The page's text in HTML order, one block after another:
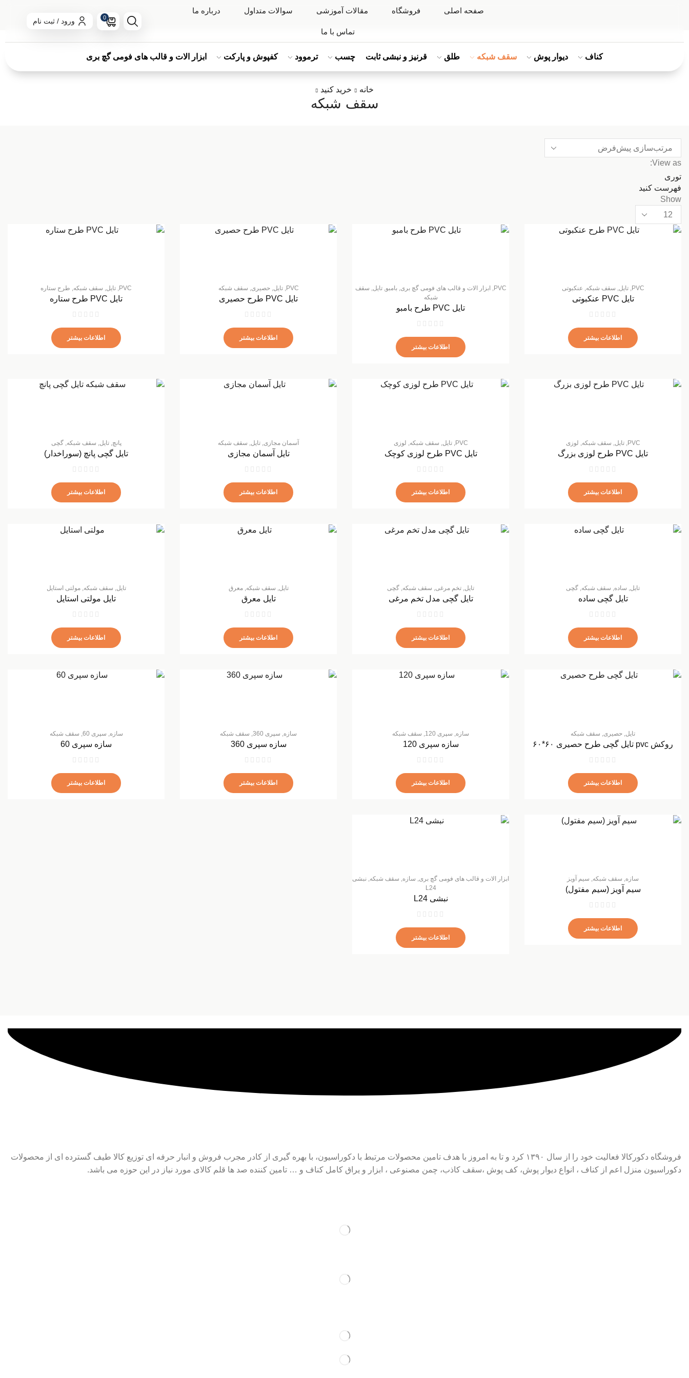
صفحه اصلی فروشگاه مقالات آموزشی سوالات متداول درباره ما
تماس با ما
0 ورود / ثبت نام
کناف دیوار پوش سقف شبکه طلق قرنیز و نبشی ثابت چسب ترموود کفپوش و پارکت ابزار الات و قالب های فومی گچ بری
خانه خرید کنید
سقف شبکه
View as:
توری
فهرست کنید
Show
PVC
,تایل, سقف شبکه, عنکبوتی
تایل PVC عنکبوتی
اطلاعات بیشتر
PVC
, ابزار الات و قالب های فومی گچ بری,بامبو,تایل, سقف
شبکه
تایل PVC طرح بامبو
اطلاعات بیشتر
PVC
,تایل,حصیری, سقف شبکه
تایل PVC طرح حصیری
اطلاعات بیشتر
PVC
, تایل, سقف شبکه, طرح ستاره
تایل PVC طرح ستاره
اطلاعات بیشتر
PVC
,تایل سقف شبکه لوزی
تایل PVC طرح لوزی بزرگ
اطلاعات بیشتر
PVC
,تایل سقف شبکه لوزی
تایل PVC طرح لوزی کوچک
اطلاعات بیشتر
آسمان مجازی تایل سقف شبکه
تایل آسمان مجازی
اطلاعات بیشتر
پانچ ,تایل سقف شبکه ,گچی
تایل گچی پانچ (سوراخدار)
اطلاعات بیشتر
تایل, ساده, سقف شبکه, گچی
تایل گچی ساده
اطلاعات بیشتر
تایل, تخم مرغی, سقف شبکه, گچی
تایل گچی مدل تخم مرغی
اطلاعات بیشتر
تایل, سقف شبکه,معرق
تایل معرق
اطلاعات بیشتر
تایل, سقف شبکه,مولتی استایل
تایل مولتی استایل
اطلاعات بیشتر
تایل حصیری سقف شبکه
روکش pvc تایل گچی طرح حصیری ۶۰*۶۰
اطلاعات بیشتر
سازه سپری 120 سقف شبکه
سازه سپری 120
اطلاعات بیشتر
سازه سپری 360 سقف شبکه
سازه سپری 360
اطلاعات بیشتر
سازه سپری 60 سقف شبکه
سازه سپری 60
اطلاعات بیشتر
سازه, سقف شبکه, سیم آویز
سیم آویز (سیم مفتول)
اطلاعات بیشتر
ابزار الات و قالب های فومی گچ بری, سازه, سقف شبکه, نبشی
L24
نبشی L24
اطلاعات بیشتر
فروشگاه دکورکالا فعالیت خود را از سال ۱۳۹۰ کرد و تا به امروز با هدف تامین محصولات مرتبط با دکوراسیون، با بهره گیری از کادر مجرب فروش و انبار حرفه ای توزیع کالا طیف گسترده ای از محصولات
دکوراسیون منزل اعم از کناف ، انواع دیوار پوش، کف پوش ،سقف کاذب، چمن مصنوعی ، ابزار و یراق کامل کناف و … تامین کننده صد ها قلم کالای مورد نیاز در این حوزه می باشد.